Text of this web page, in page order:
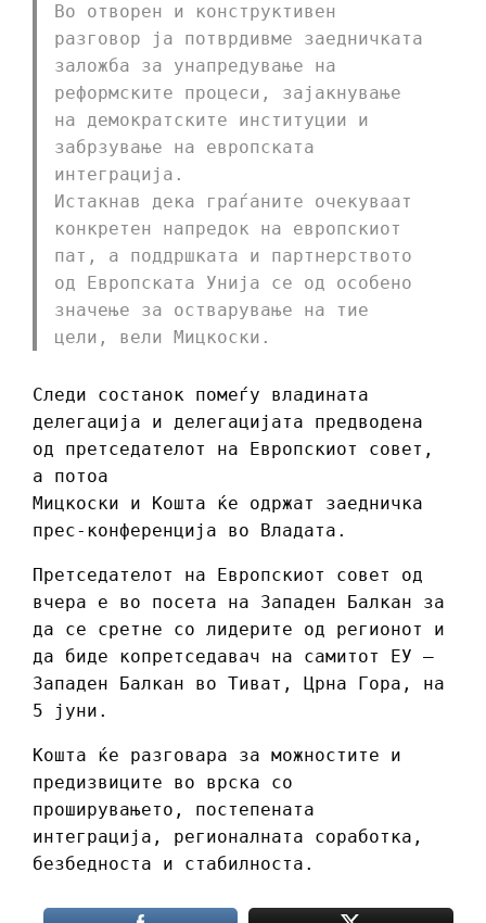
Во отворен и конструктивен
разговор ја потврдивме заедничката
заложба за унапредување на
реформските процеси, зајакнување
на демократските институции и
забрзување на европската
интеграција.
Истакнав дека граѓаните очекуваат
конкретен напредок на европскиот
пат, а поддршката и партнерството
од Европската Унија се од особено
значење за остварување на тие
цели, вели Мицкоски.
Следи состанок помеѓу владината
делегација и делегацијата предводена
од претседателот на Европскиот совет,
а потоа
Мицкоски и Кошта ќе одржат заедничка
прес-конференција во Владата.
Претседателот на Европскиот совет од
вчера е во посета на Западен Балкан за
да се сретне со лидерите од регионот и
да биде копретседавач на самитот ЕУ –
Западен Балкан во Тиват, Црна Гора, на
5 јуни.
Кошта ќе разговара за можностите и
предизвиците во врска со
проширувањето, постепената
интеграција, регионалната соработка,
безбедноста и стабилноста.